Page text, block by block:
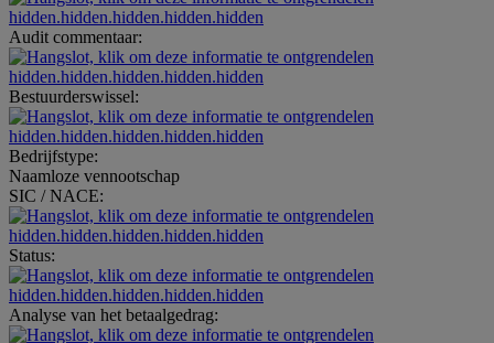
hidden.hidden.hidden.hidden.hidden
Audit commentaar:
hidden.hidden.hidden.hidden.hidden
Bestuurderswissel:
hidden.hidden.hidden.hidden.hidden
Bedrijfstype:
Naamloze vennootschap
SIC / NACE:
hidden.hidden.hidden.hidden.hidden
Status:
hidden.hidden.hidden.hidden.hidden
Analyse van het betaalgedrag: